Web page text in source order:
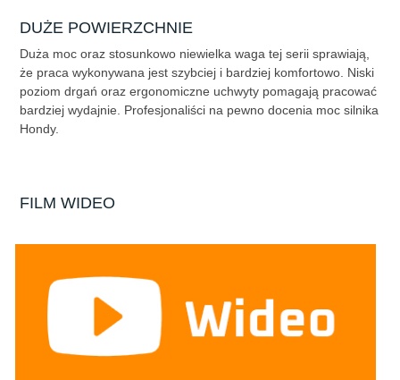
DUŻE POWIERZCHNIE
Duża moc oraz stosunkowo niewielka waga tej serii sprawiają,
że praca wykonywana jest szybciej i bardziej komfortowo. Niski
poziom drgań oraz ergonomiczne uchwyty pomagają pracować
bardziej wydajnie. Profesjonaliści na pewno docenia moc silnika
Hondy.
FILM WIDEO